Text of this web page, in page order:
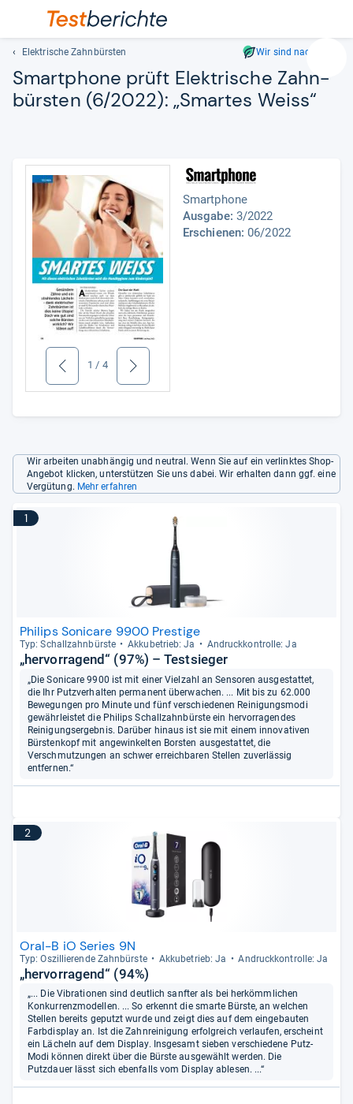
Geben
Sie
Elektrische Zahnbürsten Wir sind nachhaltig
Smart­phone prüft Elek­tri­sche Zahn­
bürs­ten (6/2022): „Smar­tes Weiss“
zurück 1 / 4 weiter
Smartphone
Ausgabe: 3/2022
Erschienen: 06/2022
Wir arbeiten unabhängig und neutral. Wenn Sie auf ein verlinktes Shop-
Angebot klicken, unterstützen Sie uns dabei. Wir erhalten dann ggf. eine
Vergütung. Mehr erfahren
1
Philips Sonicare 9900 Prestige
Typ: Schall­zahn­bürste Akku­be­trieb: Ja Andruck­kon­trolle: Ja
„hervorragend“ (97%) – Testsieger
„Die Sonicare 9900 ist mit einer Vielzahl an Sensoren ausgestattet,
die Ihr Putzverhalten permanent überwachen. ... Mit bis zu 62.000
Bewegungen pro Minute und fünf verschiedenen Reinigungsmodi
gewährleistet die Philips Schallzahnbürste ein hervorragendes
Reinigungsergebnis. Darüber hinaus ist sie mit einem innovativen
Bürstenkopf mit angewinkelten Borsten ausgestattet, die
Verschmutzungen an schwer erreichbaren Stellen zuverlässig
entfernen.“
2
Oral-B iO Series 9N
Typ: Oszil­lie­rende Zahn­bürste Akku­be­trieb: Ja Andruck­kon­trolle: Ja
„hervorragend“ (94%)
„... Die Vibrationen sind deutlich sanfter als bei herkömmlichen
Konkurrenzmodellen. ... So erkennt die smarte Bürste, an welchen
Stellen bereits geputzt wurde und zeigt dies auf dem eingebauten
Farbdisplay an. Ist die Zahnreinigung erfolgreich verlaufen, erscheint
ein Lächeln auf dem Display. Insgesamt sieben verschiedene Putz-
Modi können direkt über die Bürste ausgewählt werden. Die
Putzdauer lässt sich ebenfalls vom Display ablesen. ...“